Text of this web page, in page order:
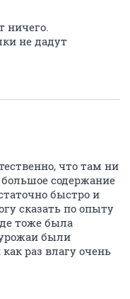
ничего.
не дадут
что там ни
большое содержание
быстро и
сказать по опыту
тоже была
были
раз влагу очень